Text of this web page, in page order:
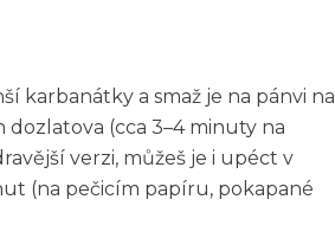
karbanátky a smaž je na pánvi na
(cca 3–4 minuty na
verzi, můžeš je i upéct v
(na pečicím papíru, pokapané